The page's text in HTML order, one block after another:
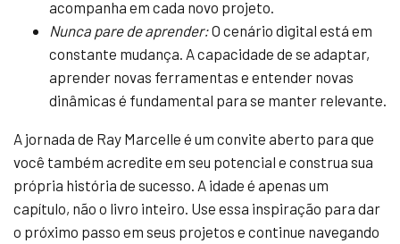
acompanha em cada novo projeto.
Nunca pare de aprender:O cenário digital está em
constante mudança. A capacidade de se adaptar,
aprender novas ferramentas e entender novas
dinâmicas é fundamental para se manter relevante.
A jornada de Ray Marcelle é um convite aberto para que
você também acredite em seu potencial e construa sua
própria história de sucesso. A idade é apenas um
capítulo, não o livro inteiro. Use essa inspiração para dar
o próximo passo em seus projetos e continue navegando